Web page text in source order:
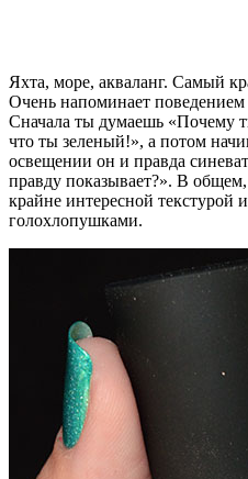
Яхта, море, акваланг. Самый
Очень напоминает поведением
Сначала ты думаешь «Почему
что ты зеленый!», а потом
освещении он и правда
правду показывает?». В общем,
крайне интересной
голохлопушками.